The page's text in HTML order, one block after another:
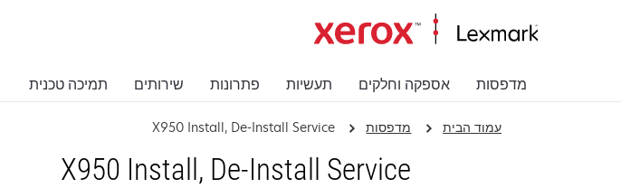
מדפסות אספקה וחלקים תעשיות פתרונות שירותים תמיכה טכנית
עמוד הבית מדפסות X950 Install, De-Install Service
X950 Install, De-Install Service